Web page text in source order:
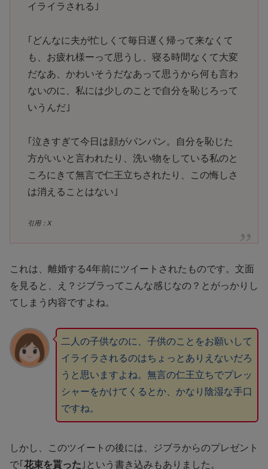
イライラされる｣
｢どんなに夫が忙しくて毎日遅く帰って来なくて
も、お疲れ様ーって思うし、寝る時間なくて大変
だなあ、かわいそうだなあって思うから何も言わ
ないのに、私には少しのことで自分を恥じろって
いうんだ｣
｢泣きすぎて今日は顔がパンパン。自分を恥じた
方がいいと言われたり、洗い物をしている私のと
ころにきて無言で仁王立ちされたり、この悔しさ
は消えることはない｣
引用：X
これは、離婚する4年前にツイートされたものです。文面
を見ると、え？ジブラってこんな感じなの？とがっかりし
てしまう内容ですよね。
二人の子供なのに、子供のことをお願いして
イライラされるのはちょっとありえないだろ
うと思いますよね。無言の仁王立ちでプレッ
シャーをかけてくるとか、かなり陰湿な手口
ですね。
しかし、このツイートの後には、ジブラからのプレゼント
で｢ 花束を貰った ｣という書き込みもありました。